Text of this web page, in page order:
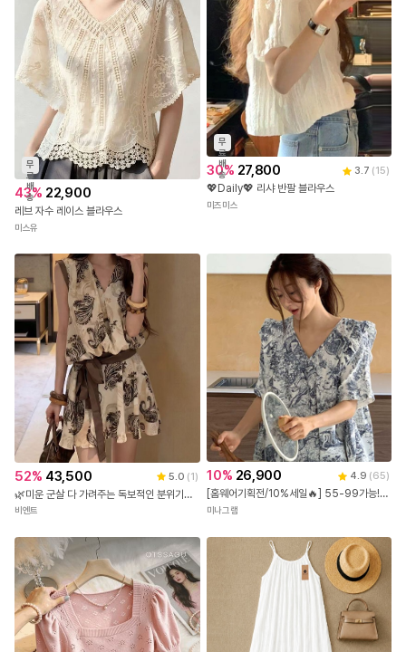
무
료
배
송
43% 22,900
레브 자수 레이스 블라우스
미스유
무
료
배
송
30% 27,800 3.7 (15)
💖Daily💖 리샤 반팔 블라우스
미즈미스
52% 43,500 5.0 (1)
🌿미운 군살 다 가려주는 독보적인 분위기의 롱핏🌿 XI-710 페이즐리 브이넥 원피스
비엔트
10% 26,900 4.9 (65)
[홈웨어기획전/10%세일🔥] 55-99가능! [꿀잠3세트] 빅사이즈잠옷 7부바지 반바지
미나그램